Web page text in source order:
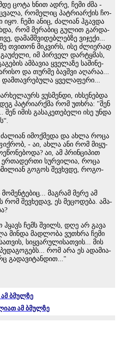
ცოტა ხნით ადრე, ჩემი ძმა -
რო­მე­ლიც პატ­რი­არ­ქის ჩო­
ჩემი ანიც, ძა­ლი­ან ჰგავ­და
რომ მე­რა­ბიც გუ­ლით გარ­და­
და­მამ­შვი­დებ­ლებ­ზე ვი­ჯე­ქი...
თვი­თონ მიკ­ვირს, ისე ძლი­ე­რად
იმ პირ­ველ დარ­ტყმას,
ამ­ბა­ვია ყვე­ლა­ზე სა­ში­ნე­
და თურ­მე ბავ­შვი აღა­რაა...
ყვე­ლა­ფე­რი...
ვუს­მენ­დი, იხ­სე­ნებ­და
პატ­რი­არ­ქმა რომ უთხრა: "შენ
იმის გა­სა­კე­თე­ბე­ლი ისე უნდა
ძა­ლი­ან იმოქ­მე­და და ახლა როცა
- აი, ახლა ანი რომ მი­ყუ­
აი, ამ პრინ­ცი­პით
ერ­თა­დერ­თი სურ­ვი­ლია, როცა
გო­გოს შევ­ხვდე, რო­გო­
მაგ­რამ მერე ამ
რომ შევ­ხე­დავ, ეს მე­ცო­დე­ბა. ამა­
ჩემს შვილს, დღე არ გავა
მინ­და მად­ლო­ბა ვუ­თხრა ჩემი
სიყ­ვა­რუ­ლი­სათ­ვის... მის
რომ არა ეს ადა­მი­ა­
გა­და­ვი­ტან­დით..."
ბმულზე
ამ ბმულზე